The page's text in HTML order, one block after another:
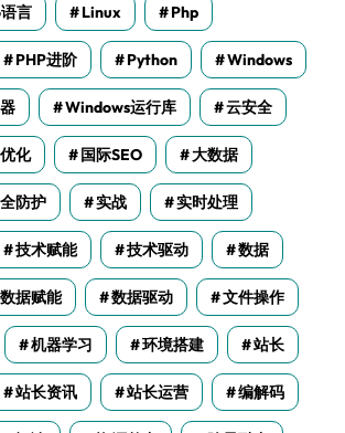
言 Linux Php
PHP进阶 Python Windows
Windows运行库 云安全
优化 国际SEO 大数据
防护 实战 实时处理
技术赋能 技术驱动 数据
数据赋能 数据驱动 文件操作
机器学习 环境搭建 站长
站长资讯 站长运营 编解码